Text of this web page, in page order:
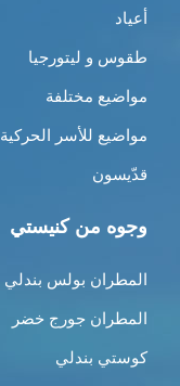
أعياد
طقوس و ليتورجيا
مواضيع مختلفة
مواضيع للأسر الحركية
قدّيسون
وجوه من كنيستي
المطران بولس بندلي
المطران جورج خضر
كوستي بندلي